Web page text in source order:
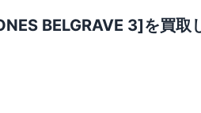
BELGRAVE 3]を買取